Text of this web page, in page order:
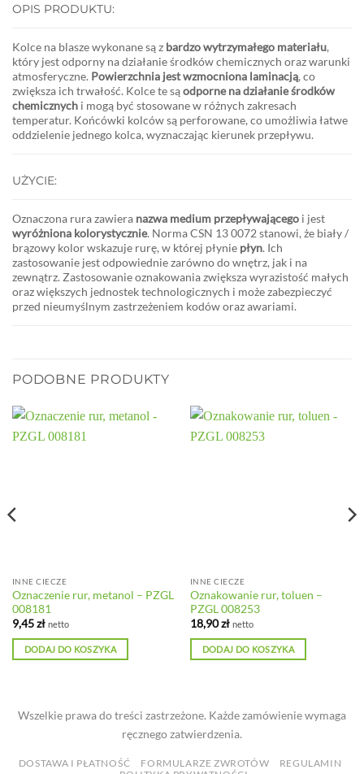
OPIS PRODUKTU:
Kolce na blasze wykonane są z bardzo wytrzymałego materiału,
który jest odporny na działanie środków chemicznych oraz warunki
atmosferyczne. Powierzchnia jest wzmocniona laminacją, co
zwiększa ich trwałość. Kolce te sąodporne na działanie środków
chemicznych i mogą być stosowane w różnych zakresach
temperatur. Końcówki kolców są perforowane, co umożliwia łatwe
oddzielenie jednego kolca, wyznaczając kierunek przepływu.
UŻYCIE:
Oznaczona rura zawiera nazwa medium przepływającego i jest
wyróżniona kolorystycznie. Norma CSN 13 0072 stanowi, że biały /
brązowy kolor wskazuje rurę, w której płynie płyn. Ich
zastosowanie jest odpowiednie zarówno do wnętrz, jak i na
zewnątrz. Zastosowanie oznakowania zwiększa wyrazistość małych
oraz większych jednostek technologicznych i może zabezpieczyć
przed nieumyślnym zastrzeżeniem kodów oraz awariami.
PODOBNE PRODUKTY
INNE CIECZE
Oznaczenie rur, metanol – PZGL
008181
9,45zł netto
DODAJ DO KOSZYKA
INNE CIECZE
Oznakowanie rur, toluen –
PZGL 008253
18,90zł netto
DODAJ DO KOSZYKA
Wszelkie prawa do treści zastrzeżone. Każde zamówienie wymaga
ręcznego zatwierdzenia.
DOSTAWA I PŁATNOŚĆ FORMULARZE ZWROTÓW
REGULAMIN